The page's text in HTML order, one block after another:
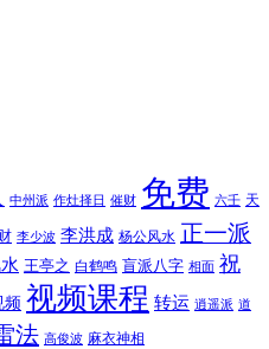
中州派 作灶择日 催财 免费 六壬 天
李少波 李洪成 杨公风水 正一派
王亭之 白鹤鸣 盲派八字 相面 祝
频 视频课程 转运 逍遥派 道
法 高俊波 麻衣神相